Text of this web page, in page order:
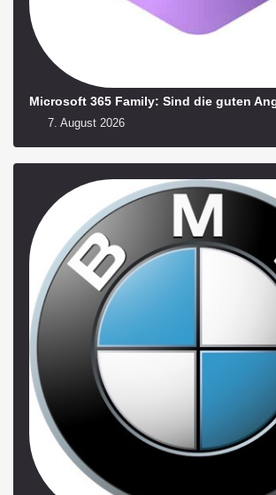
Microsoft 365 Family: Sind die guten
7. August 2026